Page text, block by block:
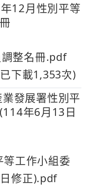
12月性別平等
整名冊.pdf
下載1,353次)
發展署性別平
年6月13日
工作小組委
修正).pdf